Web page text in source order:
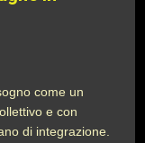
come un
e con
di integrazione.